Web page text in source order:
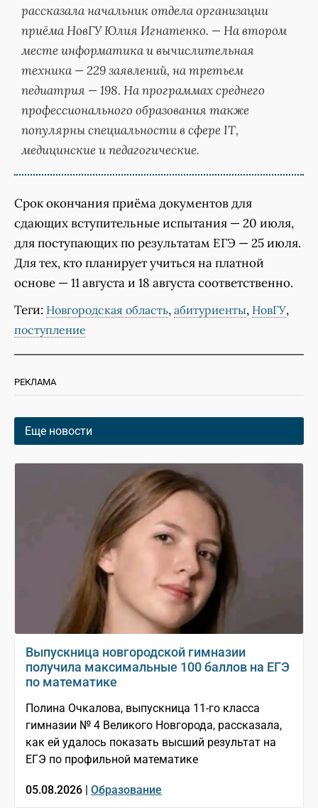
рассказала начальник отдела организации
приёма НовГУ Юлия Игнатенко. — На втором
месте информатика и вычислительная
техника — 229 заявлений, на третьем
педиатрия — 198. На программах среднего
профессионального образования также
популярны специальности в сфере IT,
медицинские и педагогические.
Срок окончания приёма документов для
сдающих вступительные испытания — 20 июля,
для поступающих по результатам ЕГЭ — 25 июля.
Для тех, кто планирует учиться на платной
основе — 11 августа и 18 августа соответственно.
Теги: Новгородская область, абитуриенты, НовГУ,
поступление
РЕКЛАМА
Еще новости
Выпускница новгородской гимназии
получила максимальные 100 баллов на ЕГЭ
по математике
Полина Очкалова, выпускница 11-го класса
гимназии № 4 Великого Новгорода, рассказала,
как ей удалось показать высший результат на
ЕГЭ по профильной математике
05.08.2026 | Образование